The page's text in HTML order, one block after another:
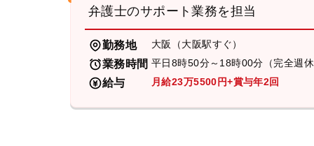
弁護士のサポート業務を担当
勤務地 大阪（大阪駅すぐ）
業務時間 平日8時50分～18時00分（完全週休
給与 月給23万5500円+賞与年2回